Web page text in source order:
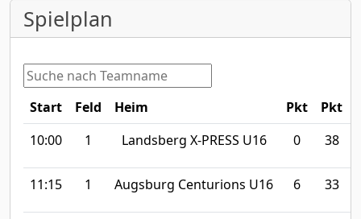
Spielplan
Start Feld Heim Pkt Pkt
10:00
1 Landsberg X-PRESS U16 0 38
11:15 1 Augsburg Centurions U16 6 33